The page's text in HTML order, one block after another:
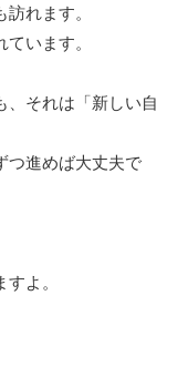
れます。
います。
、それは「新しい自
つ進めば大丈夫で
よ。